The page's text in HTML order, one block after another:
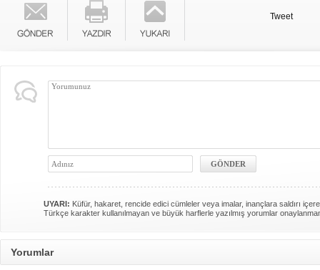
Tweet
UYARI: Küfür, hakaret, rencide edici cümleler veya imalar, inançlara saldırı
Türkçe karakter kullanılmayan ve büyük harflerle yazılmış yorumlar
Yorumlar